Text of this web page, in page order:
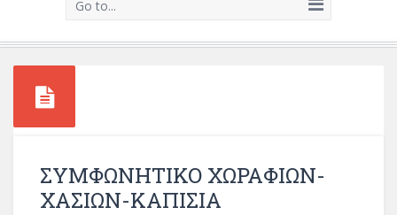
Go to...
ΣΥΜΦΩΝΗΤΙΚΟ ΧΩΡΑΦΙΩΝ-
ΧΑΣΙΩΝ-ΚΑΠΙΣΙΑ